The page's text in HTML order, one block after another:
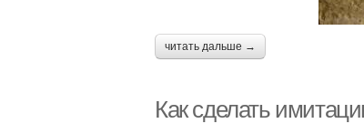
читать дальше →
Как сделать